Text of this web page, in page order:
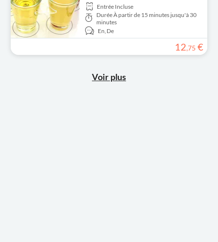
Entrée Incluse
DuréeÀ partir de 15 minutes jusqu'à 30
minutes
En, De
12,75 €
Voir plus